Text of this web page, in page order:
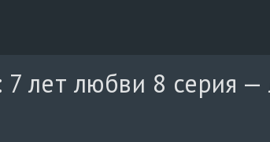
7 лет любви 8 серия —